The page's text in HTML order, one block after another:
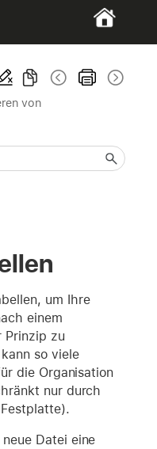
von
um Ihre
einem
Prinzip zu
so viele
die Organisation
nur durch
Datei eine